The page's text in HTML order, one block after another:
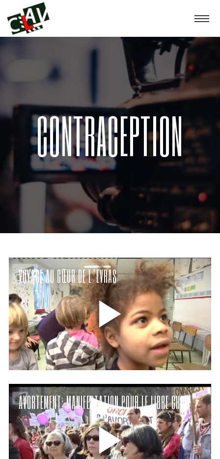
CONTRACEPTION
VOYAGE AU CŒUR DE L’EVRAS
AVORTEMENT: MANIFESTATION POUR LE LIBRE CHOIX